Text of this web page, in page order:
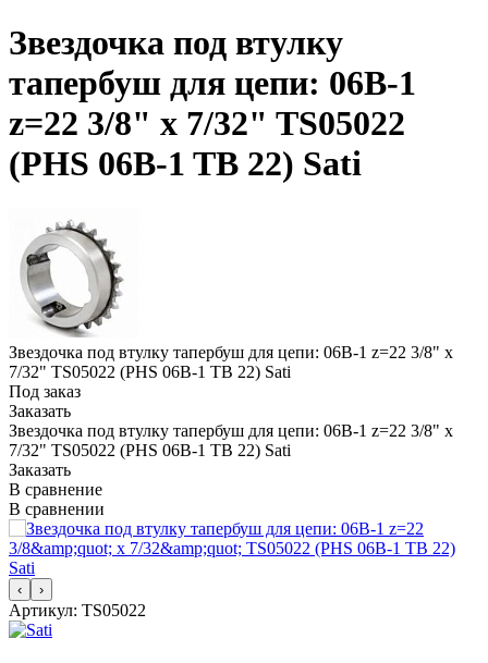
Звездочка под втулку
тапербуш для цепи: 06B-1
z=22 3/8" x 7/32" TS05022
(PHS 06B-1 TB 22) Sati
Звездочка под втулку тапербуш для цепи: 06B-1 z=22 3/8" x
7/32" TS05022 (PHS 06B-1 TB 22) Sati
Под заказ
Заказать
Звездочка под втулку тапербуш для цепи: 06B-1 z=22 3/8" x
7/32" TS05022 (PHS 06B-1 TB 22) Sati
Заказать
В сравнение
В сравнении
‹ ›
Артикул: TS05022